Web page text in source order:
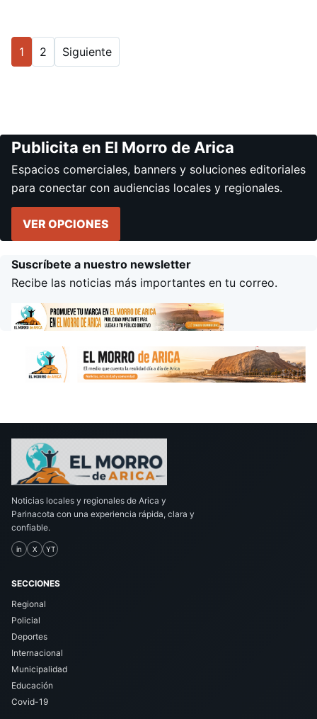
1 2 Siguiente
Publicita en El Morro de Arica
Espacios comerciales, banners y soluciones editoriales
para conectar con audiencias locales y regionales.
VER OPCIONES
Suscríbete a nuestro newsletter
Recibe las noticias más importantes en tu correo.
Noticias locales y regionales de Arica y
Parinacota con una experiencia rápida, clara y
confiable.
in X YT
SECCIONES
Regional
Policial
Deportes
Internacional
Municipalidad
Educación
Covid-19